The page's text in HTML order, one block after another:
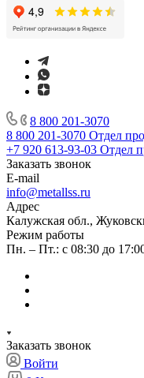
8 800 201-3070
8 800 201-3070 Отдел
+7 920 613-93-03 Отдел
Заказать звонок
E-mail
info@metallss.ru
Адрес
Калужская обл.,
Режим работы
Пн. – Пт.: с 08:30 до
Заказать звонок
Войти